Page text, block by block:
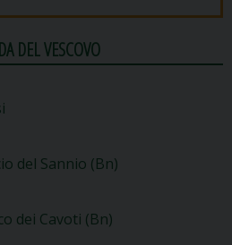
DEL VESCOVO
del Sannio (Bn)
dei Cavoti (Bn)